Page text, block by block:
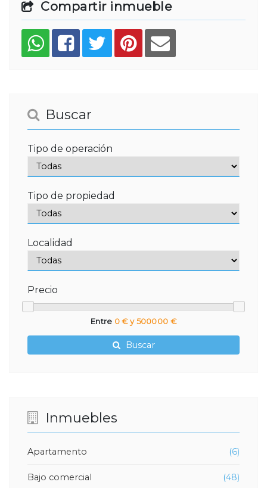
Compartir inmueble
Buscar
Tipo de operación
Tipo de propiedad
Localidad
Precio
Entre 0 € y 500000 €
Buscar
Inmuebles
Apartamento (6)
Bajo comercial (48)